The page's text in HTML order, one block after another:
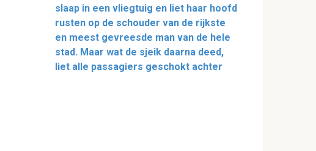
slaap in een vliegtuig en liet haar hoofd
rusten op de schouder van de rijkste
en meest gevreesde man van de hele
stad. Maar wat de sjeik daarna deed,
liet alle passagiers geschokt achter